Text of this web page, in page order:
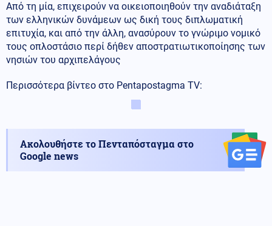
Από τη μία, επιχειρούν να οικειοποιηθούν την αναδιάταξη
των ελληνικών δυνάμεων ως δική τους διπλωματική
επιτυχία, και από την άλλη, ανασύρουν το γνώριμο νομικό
τους οπλοστάσιο περί δήθεν αποστρατιωτικοποίησης των
νησιών του αρχιπελάγους
Περισσότερα βίντεο στο Pentapostagma TV:
Ακολουθήστε το Πενταπόσταγμα στο
Google news